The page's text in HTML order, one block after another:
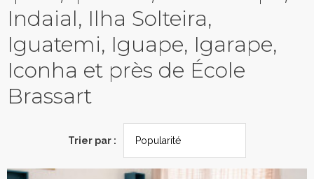
Indaial, Ilha Solteira,
Iguatemi, Iguape, Igarape,
Iconha et près de École
Brassart
Trier par :